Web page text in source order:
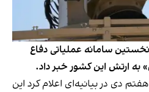
نخستین سامانه عملیاتی دفاع
به ارتش این کشور خبر داد.
دی در بیانیه‌ای اعلام کرد این